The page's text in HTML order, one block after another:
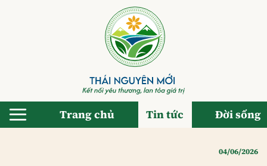
Trang chủ Tin tức Đời sống
04/06/2026